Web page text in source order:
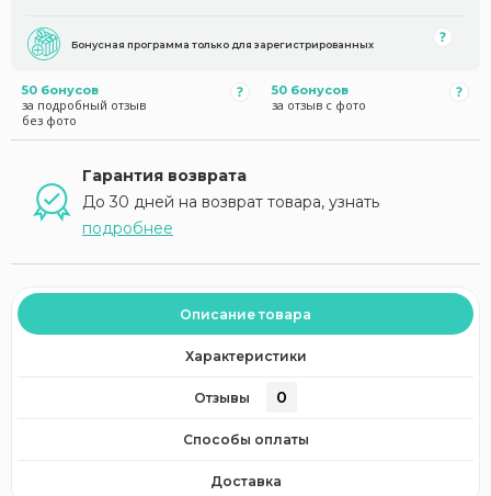
Бонусная программа только для зарегистрированных
50 бонусов
за подробный отзыв
без фото
50 бонусов
за отзыв с фото
Гарантия возврата
До 30 дней на возврат товара, узнать
подробнее
Описание товара
Характеристики
Отзывы 0
Способы оплаты
Доставка